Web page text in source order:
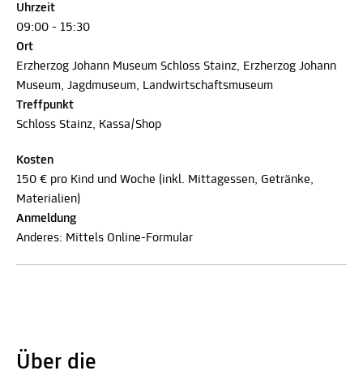
Uhrzeit
09:00 - 15:30
Ort
Erzherzog Johann Museum Schloss Stainz, Erzherzog Johann
Museum, Jagdmuseum, Landwirtschaftsmuseum
Treffpunkt
Schloss Stainz, Kassa/Shop
Kosten
150 € pro Kind und Woche (inkl. Mittagessen, Getränke,
Materialien)
Anmeldung
Anderes: Mittels Online-Formular
Über die